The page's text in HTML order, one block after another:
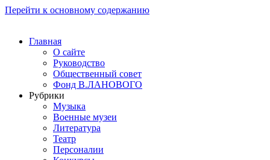
Перейти к основному содержанию
Главная
О сайте
Руководство
Общественный совет
Фонд В.ЛАНОВОГО
Рубрики
Музыка
Военные музеи
Литература
Театр
Персоналии